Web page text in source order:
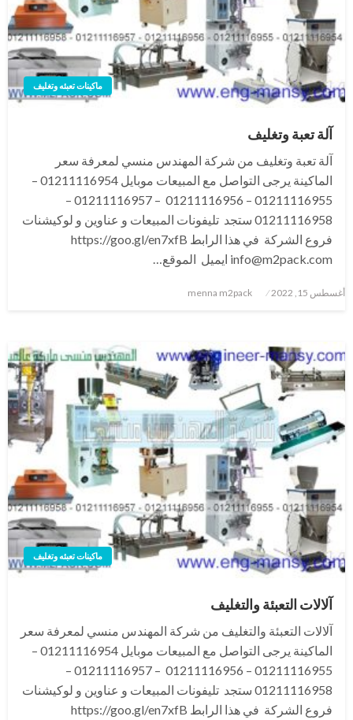
ماكينات تعبئه وتغليف
آلة تعبة وتغليف
آلة تعبة وتغليف من شركة المهندس منسي لمعرفة سعر
الماكينة يرجى التواصل مع المبيعات موبايل 01211116954 –
01211116955 – 01211116956 – 01211116957 –
01211116958 ستجد تليفونات المبيعات و عناوين و لوكيشنات
فروع الشركة في هذا الرابط https://goo.gl/en7xfB
info@m2pack.com ايميل الموقع…
نُشر
أغسطس 15, 2022 menna m2pack
ماكينات تعبئه وتغليف
آلالات التعبئة والتغليف
آلالات التعبئة والتغليف من شركة المهندس منسي لمعرفة سعر
الماكينة يرجى التواصل مع المبيعات موبايل 01211116954 –
01211116955 – 01211116956 – 01211116957 –
01211116958 ستجد تليفونات المبيعات و عناوين و لوكيشنات
فروع الشركة في هذا الرابط https://goo.gl/en7xfB